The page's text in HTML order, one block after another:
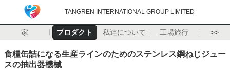
TANGREN INTERNATIONAL GROUP LIMITED
家 プロダクト 私達について 工場旅行 >>
食糧缶詰になる生産ラインのためのステンレス鋼ねじジュー
スの抽出器機械